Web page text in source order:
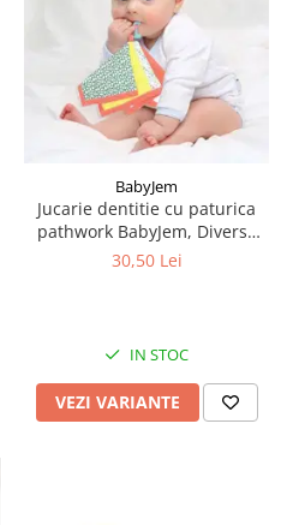
BabyJem
Jucarie dentitie cu paturica
pathwork BabyJem, Diverse
culori
30,50 Lei
IN STOC
VEZI VARIANTE